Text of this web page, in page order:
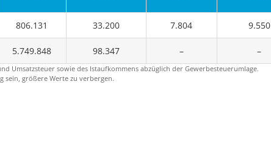
806.131 33.200 7.804 9.550
5.749.848 98.347 – –
Umsatzsteuer sowie des Istaufkommens abzüglich der Gewerbesteuerumlage.
sein, größere Werte zu verbergen.